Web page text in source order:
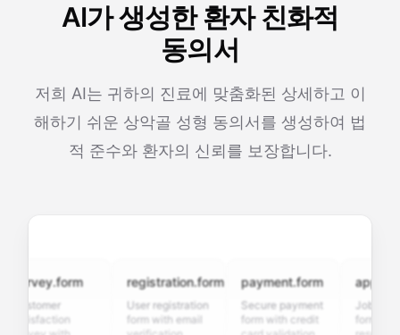
AI가 생성한 환자 친화적
동의서
저희 AI는 귀하의 진료에 맞춤화된 상세하고 이
해하기 쉬운 상악골 성형 동의서를 생성하여 법
적 준수와 환자의 신뢰를 보장합니다.
registration.form
User registration
form with email
payment.form
Secure payment
form with credit
Job
form with